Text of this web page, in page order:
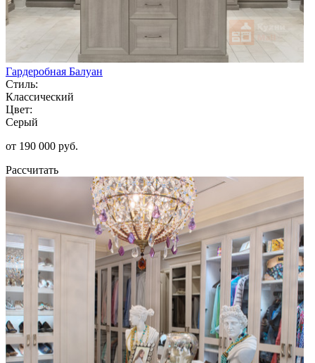
Гардеробная Балуан
Стиль:
Классический
Цвет:
Серый
от 190 000 руб.
Рассчитать